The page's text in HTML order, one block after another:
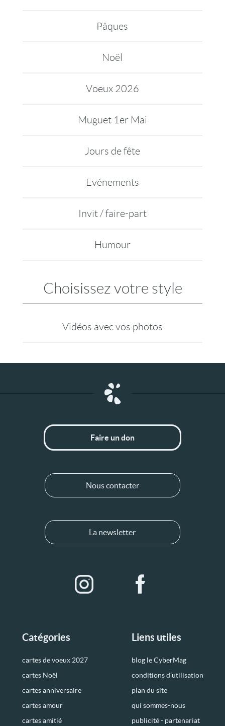
Pâques
Noël
Voeux 2026
Muguet 1er Mai
Jours de fête
Evénements
Invit / faire-part
Humour
Choisissez votre style
Vidéos avec vos photos
Catégories
cartes de voeux 2027
cartes Noël
cartes anniversaire
cartes amour
cartes amitié
Liens utiles
blog le CyberMag
conditions d’utilisation
plan du site
qui sommes-nous
publicité - partenariat
Faire un don
Nous contacter
La newsletter